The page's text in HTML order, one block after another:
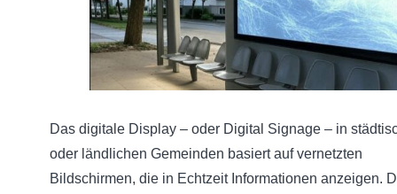
Das digitale Display – oder Digital Signage – in
oder ländlichen Gemeinden basiert auf vernetzten
Bildschirmen, die in Echtzeit Informationen anzeigen.